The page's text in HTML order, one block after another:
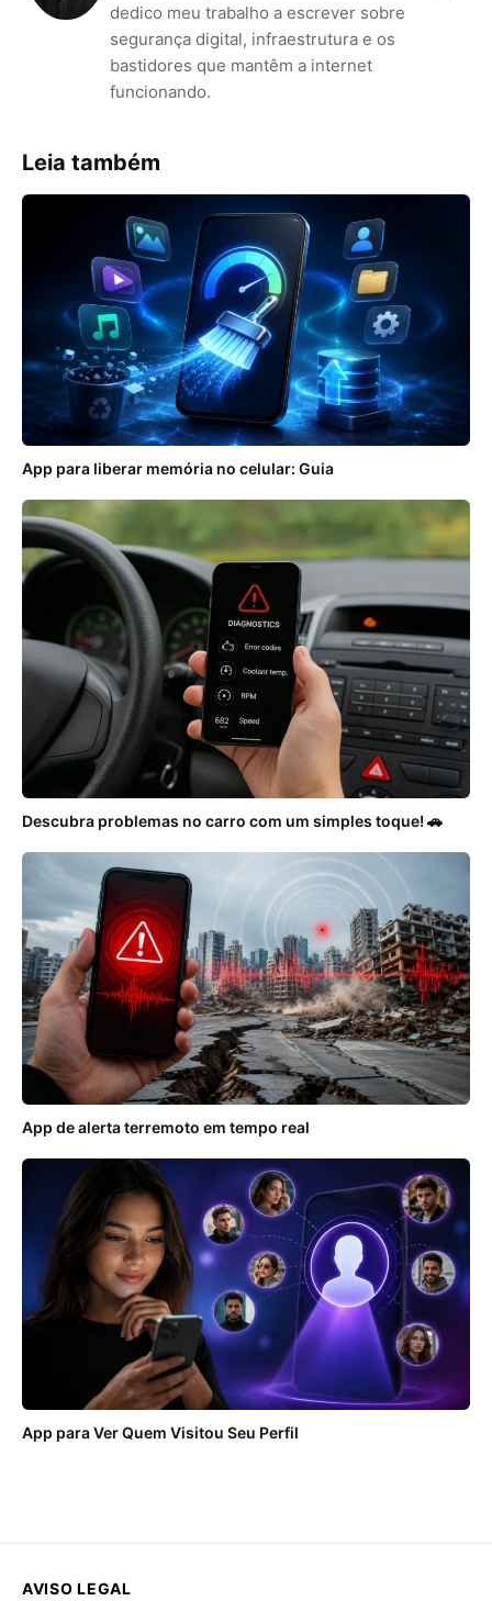
dedico meu trabalho a escrever sobre
segurança digital, infraestrutura e os
bastidores que mantêm a internet
funcionando.
Leia também
App para liberar memória no celular: Guia
Descubra problemas no carro com um simples toque! 🚗
App de alerta terremoto em tempo real
App para Ver Quem Visitou Seu Perfil
AVISO LEGAL